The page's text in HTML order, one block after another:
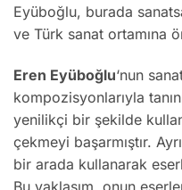
Eyüboğlu, burada
ve Türk sanat ortamına
Eren Eyüboğlu‘nun
kompozisyonlarıyla
yenilikçi bir şekilde
çekmeyi başarmıştır.
bir arada kullanarak